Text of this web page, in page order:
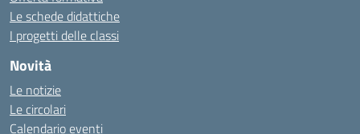
Le schede didattiche
I progetti delle classi
Novità
Le notizie
Le circolari
Calendario eventi